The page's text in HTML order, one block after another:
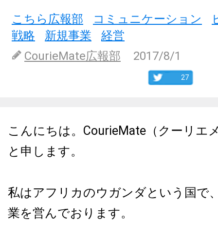
こちら広報部 コミュニケーション
戦略
新規事業
経営
CourieMate広報部
2017/8/1
27
こんにちは。 CourieMate （クーリエ
と申します。
私はアフリカのウガンダという国で
業を営んでおります。